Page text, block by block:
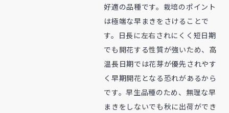
好適の品種です。栽培のポイント
は極端な早まきをさけることで
す。日長に左右されにくく短日期
でも開花する性質が強いため、高
温長日期では花芽が優先されやす
く早期開花となる恐れがあるから
です。早生品種のため、無理な早
まきをしないでも秋に出荷ができ